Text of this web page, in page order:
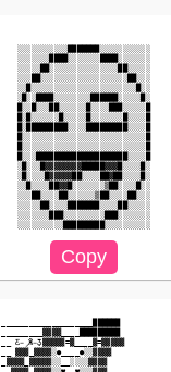
░░░░░░░░░░░███████░░░░░░░░░░░
░░░░░░░████░░░░░░░████░░░░░░░
░░░░░██░░░░░░░░░░░░░░░██░░░░░
░░░██░░░░░░░░░░░░░░░░░░░██░░░
░░█░░░░░░░░░░░░░░░░░░░░░░░█░░
░█░░████░░░░░░░░██████░░░░░█░
█░░█░░░██░░░░░░█░░░░███░░░░░█
█░█░░░░░░█░░░░░█░░░░░░░█░░░░█
█░█████████░░░░█████████░░░░█
█░░░░░░░░░░░░░░░░░░░░░░░░░░░█
█░░░░░░░░░░░░░░░░░░░░░░░░░░░█
█░░░████████████████████░░░░█
░█░░░█▓▓▓▓▓▓▓▓█████▓▓▓█░░░░█░
░█░░░░█▓▓▓▓▓██░░░░██▓██░░░░█░
░░█░░░░██▓▓█░░░░░░░▒██░░░░█░░
░░░██░░░░██░░░░░░▒██░░░░██░░░
░░░░░██░░░░███████░░░░██░░░░░
░░░░░░░███░░░░░░░░░███░░░░░░░
░░░░░░░░░░█████████░░░░░░░░░░
_________▓▓▓▓____█████████
__ Ƹ̵̡Ӝ̵̨̄Ʒ▓▓▓▓▓=▓____▓=▓▓▓▓▓
__ ▓▓▓_▓▓▓▓░●____●░░▓▓▓▓
_▓▓▓▓_▓▓▓▓▓░░__░░░░▓▓▓▓